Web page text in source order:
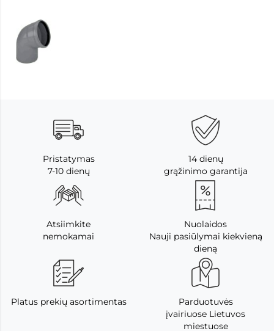
Pristatymas
7-10 dienų
14 dienų
grąžinimo garantija
Atsiimkite
nemokamai
Nuolaidos
Nauji pasiūlymai kiekvieną
dieną
Platus prekių asortimentas
Parduotuvės
įvairiuose Lietuvos
miestuose